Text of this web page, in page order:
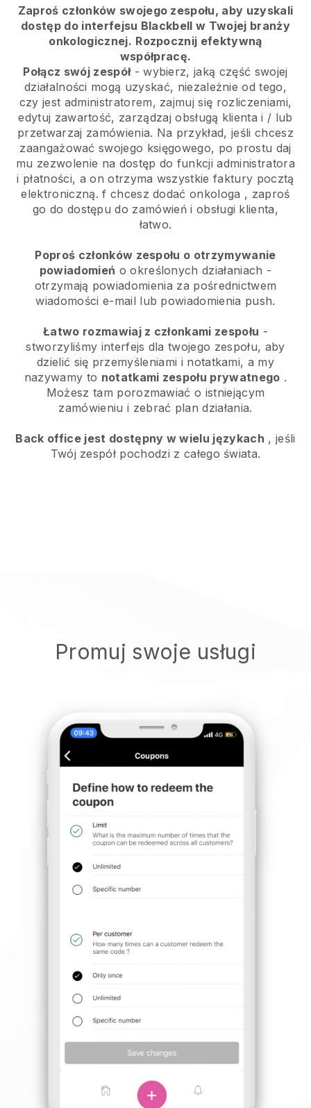
Zaproś członków swojego zespołu, aby uzyskali
dostęp do interfejsu Blackbell w Twojej branży
onkologicznej. Rozpocznij efektywną
współpracę.
Połącz swój zespół- wybierz, jaką część swojej
działalności mogą uzyskać, niezależnie od tego,
czy jest administratorem, zajmuj się rozliczeniami,
edytuj zawartość, zarządzaj obsługą klienta i / lub
przetwarzaj zamówienia. Na przykład, jeśli chcesz
zaangażować swojego księgowego, po prostu daj
mu zezwolenie na dostęp do funkcji administratora
i płatności, a on otrzyma wszystkie faktury pocztą
elektroniczną.f chcesz dodać onkologa , zaproś
go do dostępu do zamówień i obsługi klienta,
łatwo.
Poproś członków zespołu o otrzymywanie
powiadomień o określonych działaniach -
otrzymają powiadomienia za pośrednictwem
wiadomości e-mail lub powiadomienia push.
Łatwo rozmawiaj z członkami zespołu -
stworzyliśmy interfejs dla twojego zespołu, aby
dzielić się przemyśleniami i notatkami, a my
nazywamy to notatkami zespołu prywatnego .
Możesz tam porozmawiać o istniejącym
zamówieniu i zebrać plan działania.
Back office jest dostępny w wielu językach , jeśli
Twój zespół pochodzi z całego świata.
Promuj swoje usługi